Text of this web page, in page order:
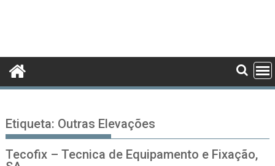
Etiqueta: Outras Elevações
Tecofix – Tecnica de Equipamento e Fixação,